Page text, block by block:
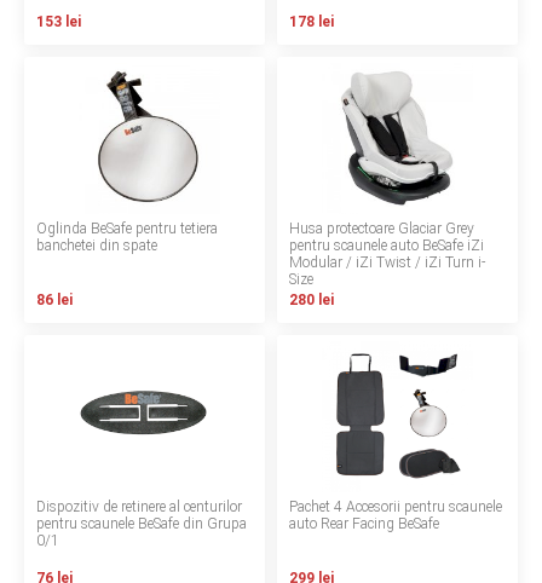
BAIE SI TOALETA
Informatii companie
Showroom
Q & A
153 lei 178 lei
Oglinda BeSafe pentru tetiera
banchetei din spate
86 lei
Husa protectoare Glaciar Grey
pentru scaunele auto BeSafe iZi
Modular / iZi Twist / iZi Turn i-
Size
280 lei
Dispozitiv de retinere al centurilor
pentru scaunele BeSafe din Grupa
0/1
76 lei
Pachet 4 Accesorii pentru scaunele
auto Rear Facing BeSafe
299 lei